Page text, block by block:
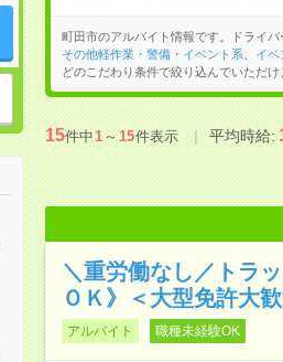
町田市のアルバイト情報です。ドライ
その他軽作業・警備・イベント系
イベ
どのこだわり条件で絞り込んでいただけ
15件中1～15件表示 平均時給:
＼重労働なし／トラ
ＯＫ》＜大型免許大
アルバイト 職種未経験OK